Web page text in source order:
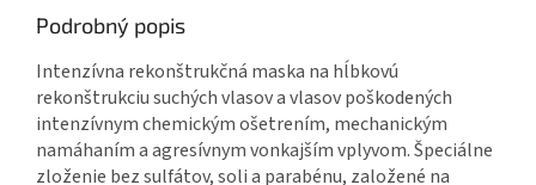
Podrobný popis
Intenzívna rekonštrukčná maska na hĺbkovú
rekonštrukciu suchých vlasov a vlasov poškodených
intenzívnym chemickým ošetrením, mechanickým
namáhaním a agresívnym vonkajším vplyvom. Špeciálne
zloženie bez sulfátov, soli a parabénu, založené na